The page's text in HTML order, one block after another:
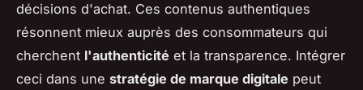
décisions d'achat. Ces contenus authentiques
résonnent mieux auprès des consommateurs qui
cherchent l'authenticité et la transparence. Intégrer
ceci dans une stratégie de marque digitale peut